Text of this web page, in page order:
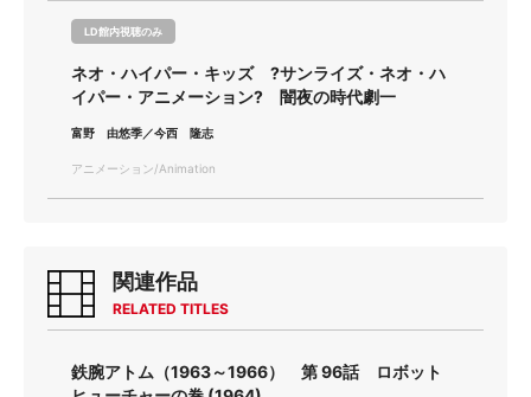
LD館内視聴のみ
ネオ・ハイパー・キッズ ?サンライズ・ネオ・ハ
イパー・アニメーション? 闇夜の時代劇一
富野 由悠季／今西 隆志
アニメーション/Animation
関連作品
RELATED TITLES
鉄腕アトム（1963～1966） 第 96話 ロボット